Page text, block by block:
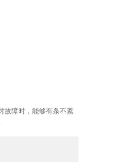
故障时，能够有条不紊